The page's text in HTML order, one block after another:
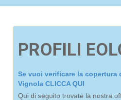
PROFILI
Se vuoi verificare la copertura
Vignola CLICCA QUI
Qui di seguito trovate la nostra